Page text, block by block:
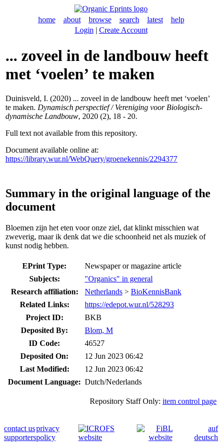
home about browse search latest
help
Login | Create Account
... zoveel in de landbouw heeft
met ‘voelen’ te maken
Duinisveld, I. (2020) ... zoveel in de landbouw heeft met ‘voelen’
te maken. Dynamisch perspectief / Vereniging voor Biologisch-
dynamische Landbouw, 2020 (2), 18 - 20.
Full text not available from this repository.
Document available online at:
https://library.wur.nl/WebQuery/groenekennis/2294377
Summary in the original language of the
document
Bloemen zijn het eten voor onze ziel, dat klinkt misschien wat
zweverig, maar ik denk dat we die schoonheid net als muziek of
kunst nodig hebben.
EPrint Type:
Newspaper or magazine article
Subjects:
"Organics" in general
Research affiliation:
Netherlands > BioKennisBank
Related Links:
https://edepot.wur.nl/528293
Project ID:
BKB
Deposited By:
Blom, M
ID Code:
46527
Deposited On:
12 Jun 2023 06:42
Last Modified:
12 Jun 2023 06:42
Document Language: Dutch/Nederlands
Repository Staff Only: item control page
contact us
supporters
privacy
policy
auf
deutsch